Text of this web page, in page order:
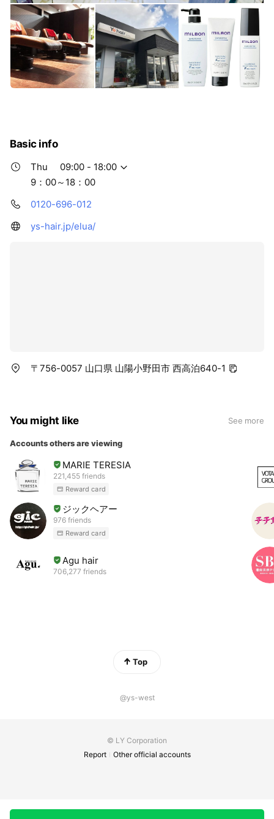
Basic info
Thu
09:00 - 18:00
9：00～18：00
0120-696-012
ys-hair.jp/elua/
〒756-0057 山口県 山陽小野田市 西高泊640-1
You might like See more
Accounts others are viewing
MARIE TERESIA
221,455 friends
Reward card
ジックヘアー
976 friends
Reward card
Agu hair
706,277 friends
Top
@ys-west
© LY Corporation
Report
Other official accounts